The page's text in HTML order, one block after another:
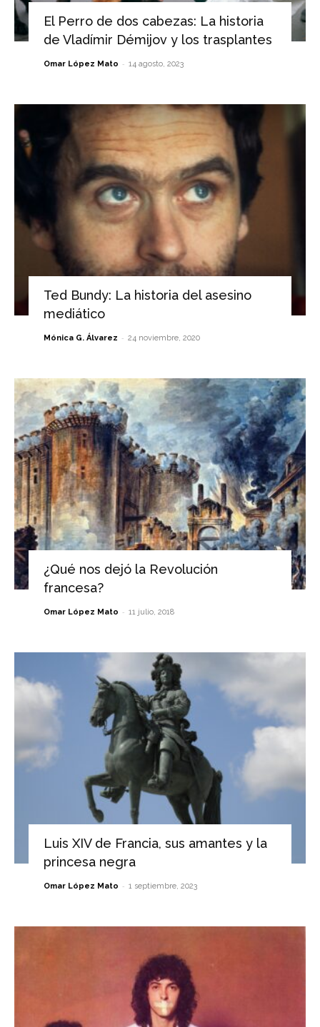
El Perro de dos cabezas: La historia
de Vladímir Démijov y los trasplantes
Omar López Mato - 14 agosto, 2023
Ted Bundy: La historia del asesino
mediático
Mónica G. Álvarez - 24 noviembre, 2020
¿Qué nos dejó la Revolución
francesa?
Omar López Mato - 11 julio, 2018
Luis XIV de Francia, sus amantes y la
princesa negra
Omar López Mato - 1 septiembre, 2023